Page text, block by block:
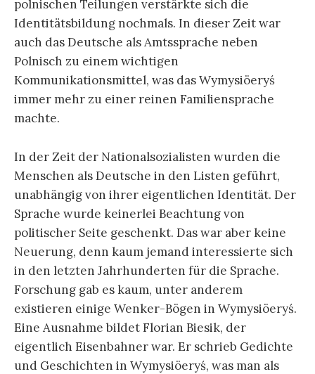
polnischen Teilungen verstärkte sich die
Identitätsbildung nochmals. In dieser Zeit war
auch das Deutsche als Amtssprache neben
Polnisch zu einem wichtigen
Kommunikationsmittel, was das Wymysiöeryś
immer mehr zu einer reinen Familiensprache
machte.
In der Zeit der Nationalsozialisten wurden die
Menschen als Deutsche in den Listen geführt,
unabhängig von ihrer eigentlichen Identität. Der
Sprache wurde keinerlei Beachtung von
politischer Seite geschenkt. Das war aber keine
Neuerung, denn kaum jemand interessierte sich
in den letzten Jahrhunderten für die Sprache.
Forschung gab es kaum, unter anderem
existieren einige Wenker-Bögen in Wymysiöeryś.
Eine Ausnahme bildet Florian Biesik, der
eigentlich Eisenbahner war. Er schrieb Gedichte
und Geschichten in Wymysiöeryś, was man als